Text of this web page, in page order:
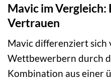
Mavic im
Vertrauen
Mavic differenziert sich
Wettbewerbern durch
Kombination aus einer